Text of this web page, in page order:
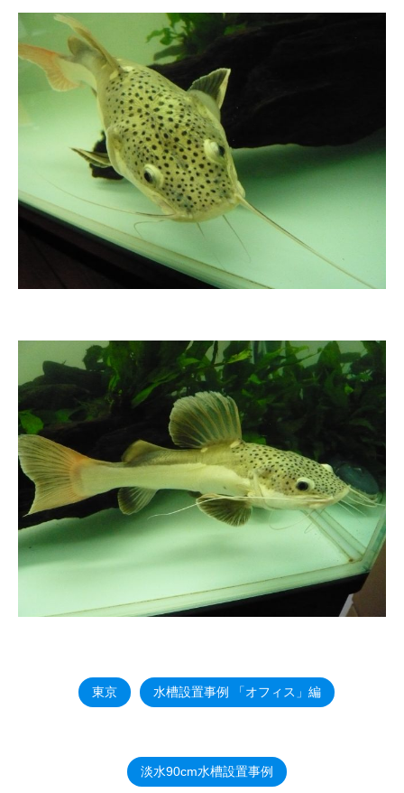
東京 水槽設置事例 「オフィス」編
淡水90cm水槽設置事例